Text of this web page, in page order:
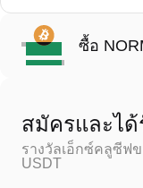
ซื้อ
สมัครและได้
รางวัลเอ็กซ์คลูซีฟ
USDT